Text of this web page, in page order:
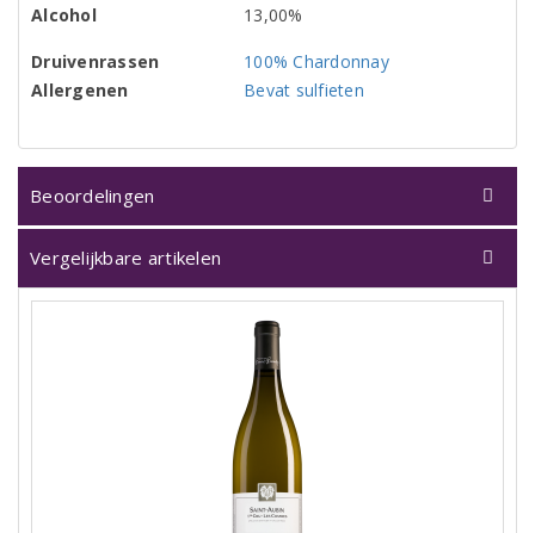
Alcohol
13,00%
Druivenrassen
100% Chardonnay
Allergenen
Bevat sulfieten
Beoordelingen
Vergelijkbare artikelen